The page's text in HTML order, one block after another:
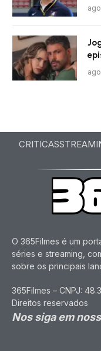
CRITICAS
O 365Filmes é um
séries e streaming,
sobre os principais
365Filmes – CNPJ:
Direitos reservados
Nos siga em